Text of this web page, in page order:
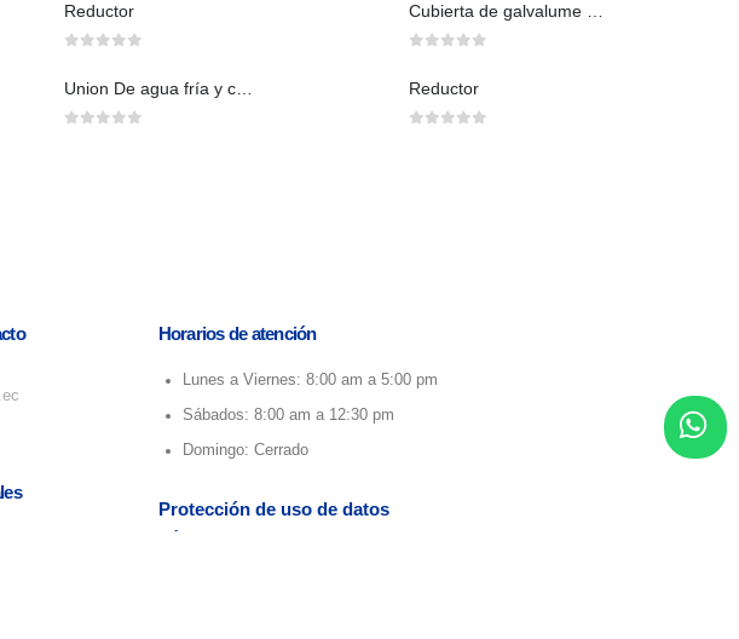
Reductor
Union De agua fría y caliente
Cubierta de galvalume natural trapezoidal
Reductor
Horarios de atención
Lunes a Viernes: 8:00 am a 5:00 pm
Sábados: 8:00 am a 12:30 pm
Domingo: Cerrado
Protección de uso de datos
Términos y condiciones de promociones